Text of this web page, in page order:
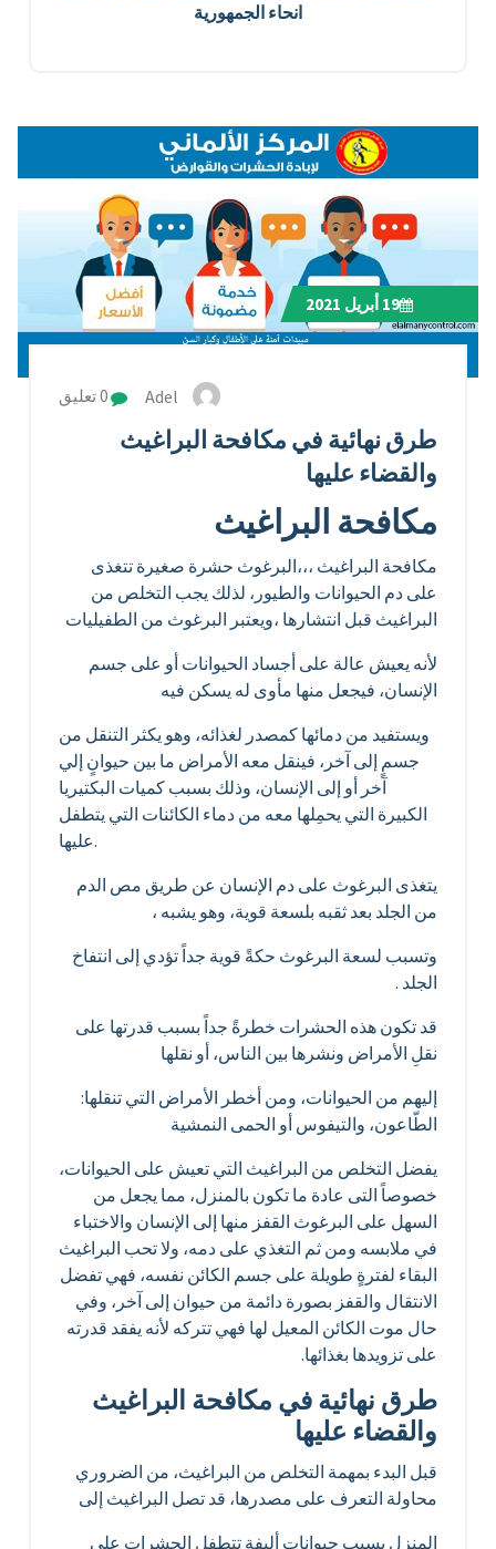
انحاء الجمهورية
19أبريل 2021
Adel 0 تعليق
طرق نهائية في مكافحة البراغيث
والقضاء عليها
مكافحة البراغيث
مكافحة البراغيث ،،،البرغوث حشرة صغيرة تتغذى
على دم الحيوانات والطيور، لذلك يجب التخلص من
البراغيث قبل انتشارها ،ويعتبر البرغوث من الطفيليات
لأنه يعيش عالة على أجساد الحيوانات أو على جسم
الإنسان، فيجعل منها مأوى له يسكن فيه
ويستفيد من دمائها كمصدر لغذائه، وهو يكثر التنقل من
جسمٍ إلى آخر، فينقل معه الأمراض ما بين حيوانٍ إلي
آخر أو إلى الإنسان، وذلك بسبب كميات البكتيريا
الكبيرة التي يحمِلها معه من دماء الكائنات التي يتطفل
يتغذى البرغوث على دم الإنسان عن طريق مص الدم
من الجلد بعد ثقبه بلسعة قوية، وهو يشبه ،
وتسبب لسعة البرغوث حكةً قوية جداً تؤدي إلى انتفاخ
الجلد .
قد تكون هذه الحشرات خطرةً جداً بسبب قدرتها على
نقلِ الأمراض ونشرها بين الناس، أو نقلها
إليهم من الحيوانات، ومن أخطر الأمراض التي تنقلها:
الطّاعون، والتيفوس أو الحمى النمشية
يفضل التخلص من البراغيث التي تعيش على الحيوانات،
خصوصاً التى عادة ما تكون بالمنزل، مما يجعل من
السهل على البرغوث القفز منها إلى الإنسان والاختباء
في ملابسه ومن ثم التغذي على دمه، ولا تحب البراغيث
البقاء لفترةٍ طويلة على جسم الكائن نفسه، فهي تفضل
الانتقال والقفز بصورة دائمة من حيوان إلى آخر، وفي
حال موت الكائن المعيل لها فهي تتركه لأنه يفقد قدرته
على تزويدها بغذائها.
طرق نهائية في مكافحة البراغيث
والقضاء عليها
قبل البدء بمهمة التخلص من البراغيث، من الضروري
محاولة التعرف على مصدرها، قد تصل البراغيث إلى
المنزل بسبب حيوانات أليفة تتطفل الحشرات على